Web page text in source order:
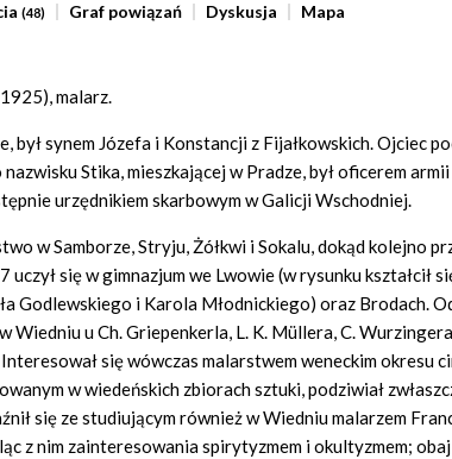
(48) Graf powiązań Dyskusja Mapa
malarz.
był synem Józefa i Konstancji z Fijałkowskich. Ojciec
Stika, mieszkającej w Pradze, był oficerem
urzędnikiem skarbowym w Galicji Wschodniej.
w Samborze, Stryju, Żółkwi i Sokalu, dokąd kolejno
uczył się w gimnazjum we Lwowie (w rysunku kształcił
Godlewskiego i Karola Młodnickiego) oraz Brodach.
Wiedniu u Ch. Griepenkerla, L. K. Müllera, C.
się wówczas malarstwem weneckim okresu
w wiedeńskich zbiorach sztuki, podziwiał
się ze studiującym również w Wiedniu malarzem
z nim zainteresowania spirytyzmem i okultyzmem;